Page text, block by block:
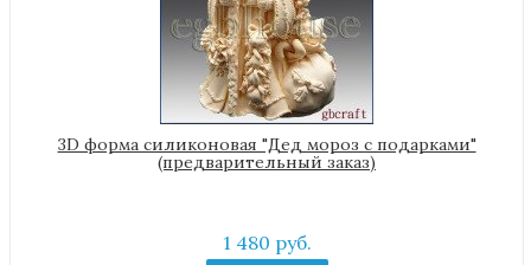
3D форма силиконовая "Дед мороз с подарками"
(предварительный заказ)
1 480 руб.